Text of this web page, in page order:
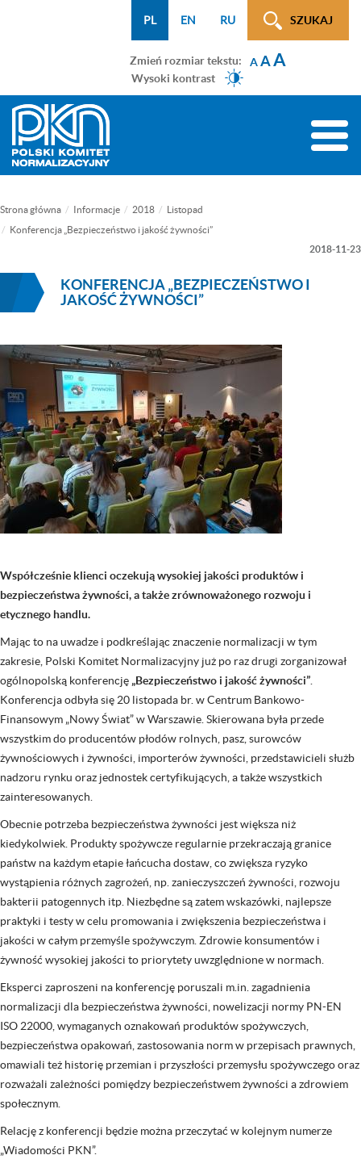
(tylko
na
podstronach)
SZUKAJ
PL EN RU
Zmień rozmiar tekstu: AAA
Wysoki kontrast
Toggle
Strona główna Informacje 2018
Listopad
Konferencja „Bezpieczeństwo i jakość żywności”
KONFERENCJA „BEZPIECZEŃSTWO I
JAKOŚĆ ŻYWNOŚCI”
2018-11-23
Współcześnie klienci oczekują wysokiej jakości produktów i
bezpieczeństwa żywności, a także zrównoważonego rozwoju i
etycznego handlu.
Mając to na uwadze i podkreślając znaczenie normalizacji w tym
zakresie, Polski Komitet Normalizacyjny już po raz drugi zorganizował
ogólnopolską konferencję „Bezpieczeństwo i jakość żywności”
Konferencja odbyła się 20 listopada br. w Centrum Bankowo-
Finansowym „Nowy Świat” w Warszawie. Skierowana była przede
wszystkim do producentów płodów rolnych, pasz, surowców
żywnościowych i żywności, importerów żywności, przedstawicieli służb
nadzoru rynku oraz jednostek certyfikujących, a także wszystkich
zainteresowanych.
Obecnie potrzeba bezpieczeństwa żywności jest większa niż
kiedykolwiek. Produkty spożywcze regularnie przekraczają granice
państw na każdym etapie łańcucha dostaw, co zwiększa ryzyko
wystąpienia różnych zagrożeń, np. zanieczyszczeń żywności, rozwoju
bakterii patogennych itp. Niezbędne są zatem wskazówki, najlepsze
praktyki i testy w celu promowania i zwiększenia bezpieczeństwa i
jakości w całym przemyśle spożywczym. Zdrowie konsumentów i
żywność wysokiej jakości to priorytety uwzględnione w normach.
Eksperci zaproszeni na konferencję poruszali m.in. zagadnienia
normalizacji dla bezpieczeństwa żywności, nowelizacji normy PN-EN
ISO 22000, wymaganych oznakowań produktów spożywczych,
bezpieczeństwa opakowań, zastosowania norm w przepisach prawnych,
omawiali też historię przemian i przyszłości przemysłu spożywczego oraz
rozważali zależności pomiędzy bezpieczeństwem żywności a zdrowiem
społecznym.
Relację z konferencji będzie można przeczytać w kolejnym numerze
„Wiadomości PKN”.